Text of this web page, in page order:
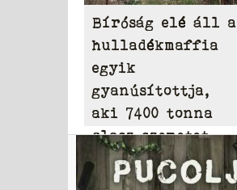
Bíróság elé áll a
hulladékmaffia
egyik
gyanúsítottja,
aki 7400 tonna
olasz szemetet
hordott Tamásiba